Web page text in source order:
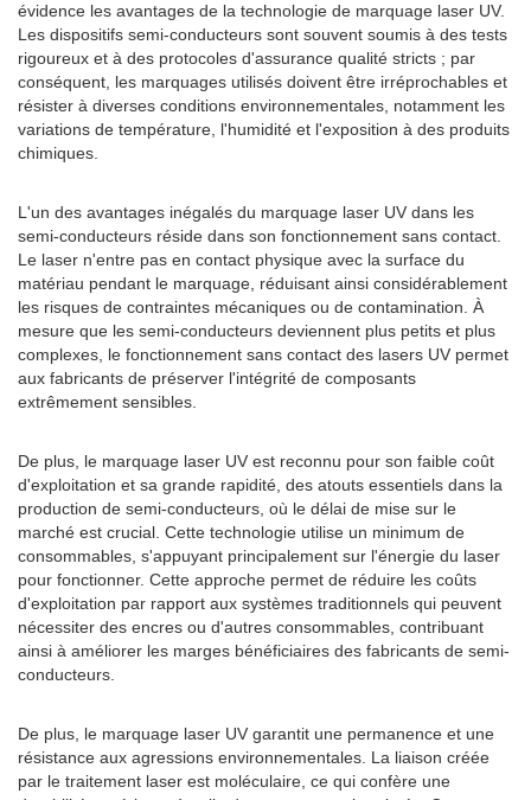
évidence les avantages de la technologie de marquage laser UV.
Les dispositifs semi-conducteurs sont souvent soumis à des tests
rigoureux et à des protocoles d'assurance qualité stricts ; par
conséquent, les marquages ​​utilisés doivent être irréprochables et
résister à diverses conditions environnementales, notamment les
variations de température, l'humidité et l'exposition à des produits
chimiques.
L'un des avantages inégalés du marquage laser UV dans les
semi-conducteurs réside dans son fonctionnement sans contact.
Le laser n'entre pas en contact physique avec la surface du
matériau pendant le marquage, réduisant ainsi considérablement
les risques de contraintes mécaniques ou de contamination. À
mesure que les semi-conducteurs deviennent plus petits et plus
complexes, le fonctionnement sans contact des lasers UV permet
aux fabricants de préserver l'intégrité de composants
extrêmement sensibles.
De plus, le marquage laser UV est reconnu pour son faible coût
d'exploitation et sa grande rapidité, des atouts essentiels dans la
production de semi-conducteurs, où le délai de mise sur le
marché est crucial. Cette technologie utilise un minimum de
consommables, s'appuyant principalement sur l'énergie du laser
pour fonctionner. Cette approche permet de réduire les coûts
d'exploitation par rapport aux systèmes traditionnels qui peuvent
nécessiter des encres ou d'autres consommables, contribuant
ainsi à améliorer les marges bénéficiaires des fabricants de semi-
conducteurs.
De plus, le marquage laser UV garantit une permanence et une
résistance aux agressions environnementales. La liaison créée
par le traitement laser est moléculaire, ce qui confère une